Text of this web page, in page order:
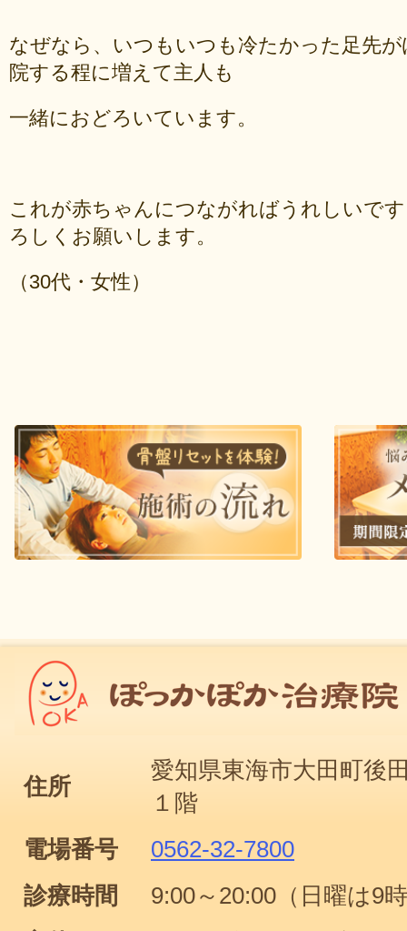
なぜなら、いつもいつも冷たかった足先
院する程に増えて主人も
一緒におどろいています。
これが赤ちゃんにつながればうれしいで
ろしくお願いします。
（30代・女性）
住所
愛知県東海市大田町後
１階
電場番号
0562-32-7800
診療時間
9:00～20:00（日曜は9